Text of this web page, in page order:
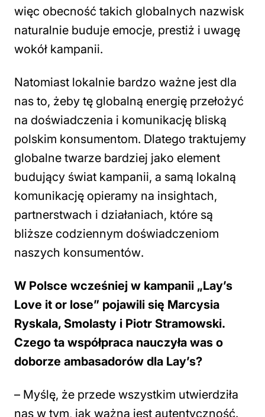
więc obecność takich globalnych nazwisk
naturalnie buduje emocje, prestiż i uwagę
wokół kampanii.
Natomiast lokalnie bardzo ważne jest dla
nas to, żeby tę globalną energię przełożyć
na doświadczenia i komunikację bliską
polskim konsumentom. Dlatego traktujemy
globalne twarze bardziej jako element
budujący świat kampanii, a samą lokalną
komunikację opieramy na insightach,
partnerstwach i działaniach, które są
bliższe codziennym doświadczeniom
naszych konsumentów.
W Polsce wcześniej w kampanii „Lay’s
Love it or lose” pojawili się Marcysia
Ryskala, Smolasty i Piotr Stramowski.
Czego ta współpraca nauczyła was o
doborze ambasadorów dla Lay’s?
– Myślę, że przede wszystkim utwierdziła
nas w tym, jak ważna jest autentyczność.